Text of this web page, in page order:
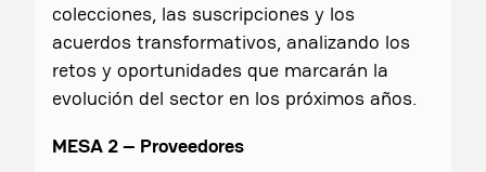
colecciones, las suscripciones y los
acuerdos transformativos, analizando los
retos y oportunidades que marcarán la
evolución del sector en los próximos años.
MESA 2 – Proveedores